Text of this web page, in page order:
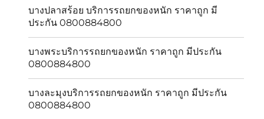
บางปลาสร้อย บริการรถยกของหนัก ราคาถูก มี
ประกัน 0800884800
บางพระบริการรถยกของหนัก ราคาถูก มีประกัน
0800884800
บางละมุงบริการรถยกของหนัก ราคาถูก มีประกัน
0800884800